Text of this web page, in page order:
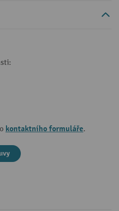
kontaktního formuláře.